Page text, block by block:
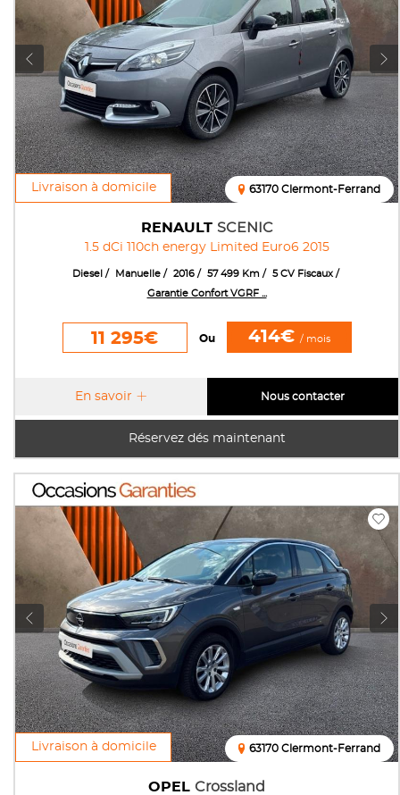
Livraison à domicile
RENAULT SCENIC
1.5 dCi 110ch energy Limited Euro6 2015
63170 Clermont-Ferrand
Diesel Manuelle 2016 57 499 Km
5 CV Fiscaux
Garantie Confort VGRF ...
11 295€ Ou 414€ / mois
Réservez dés maintenant
En savoir Nous contacter
Livraison à domicile
OPEL Crossland
63170 Clermont-Ferrand